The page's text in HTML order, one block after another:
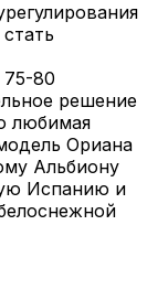
75-80
решение
любимая
Ориана
Альбиону
Испанию и